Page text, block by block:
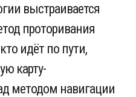
выстраивается
проторивания
идёт по пути,
карту-
методом навигации